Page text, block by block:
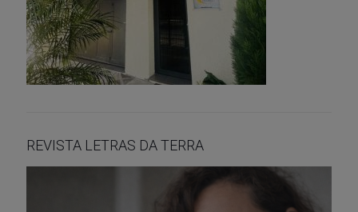
REVISTA LETRAS DA TERRA